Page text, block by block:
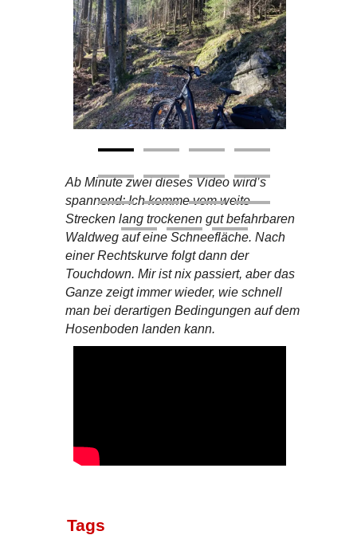
Ab Minute zwei dieses Video wird’s
spannend: Ich komme vom weite
Strecken lang trockenen gut befahrbaren
Waldweg auf eine Schneefläche. Nach
einer Rechtskurve folgt dann der
Touchdown. Mir ist nix passiert, aber das
Ganze zeigt immer wieder, wie schnell
man bei derartigen Bedingungen auf dem
Hosenboden landen kann.
Tags